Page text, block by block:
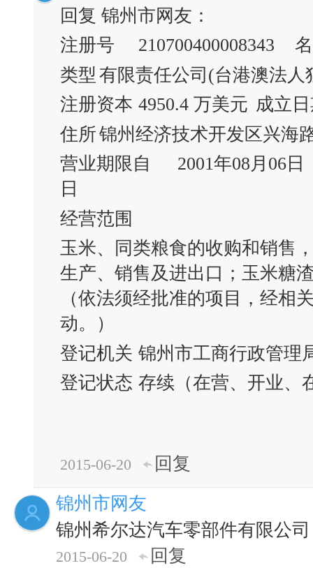
回复 锦州市网友：
注册号
210700400008343
类型 有限责任公司(台港澳法人
注册资本 4950.4 万美元 成立
住所锦州经济技术开发区兴海
营业期限自
2001年08月06日
日
经营范围
玉米、同类粮食的收购和销售
生产、销售及进出口；玉米糖
（依法须经批准的项目，经相
动。）
登记机关 锦州市工商行政管理
登记状态 存续（在营、开业、
2015-06-20
回复
锦州市网友
锦州希尔达汽车零部件有限公司
2015-06-20
回复